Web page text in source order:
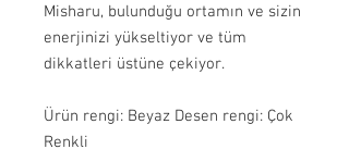
Misharu, bulunduğu ortamın ve sizin
enerjinizi yükseltiyor ve tüm
dikkatleri üstüne çekiyor.
Ürün rengi: Beyaz Desen rengi: Çok
Renkli